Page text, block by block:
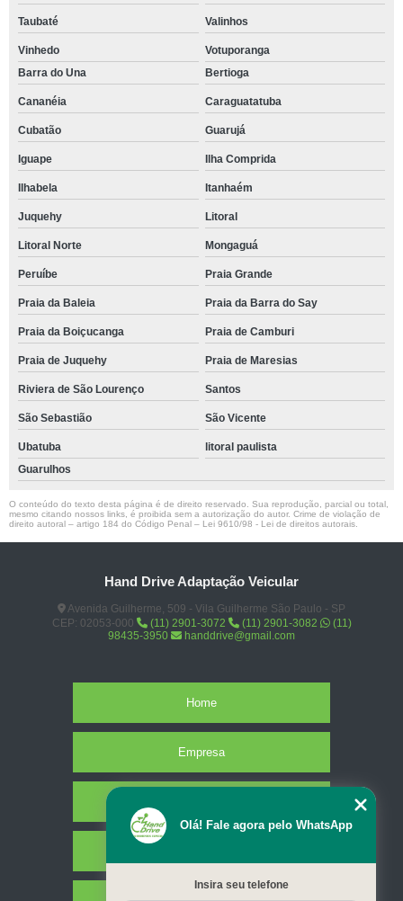
Taubaté Valinhos
Vinhedo
Votuporanga
Barra do Una
Bertioga
Cananéia Caraguatatuba
Cubatão Guarujá
Iguape Ilha Comprida
Ilhabela Itanhaém
Juquehy Litoral
Litoral Norte Mongaguá
Peruíbe Praia Grande
Praia da Baleia Praia da Barra do Say
Praia da Boiçucanga Praia de Camburi
Praia de Juquehy Praia de Maresias
Riviera de São Lourenço Santos
São Sebastião São Vicente
Ubatuba
litoral paulista
Guarulhos
O conteúdo do texto desta página é de direito reservado. Sua reprodução, parcial ou total,
mesmo citando nossos links, é proibida sem a autorização do autor. Crime de violação de
direito autoral – artigo 184 do Código Penal – Lei 9610/98 - Lei de direitos autorais
Hand Drive Adaptação Veicular
Avenida Guilherme, 509 - Vila Guilherme São Paulo - SP
CEP: 02053-000
(11) 2901-3072 (11) 2901-3082
(11)
98435-3950
handdrive@gmail.com
Home
Empresa
Olá! Fale agora pelo WhatsApp
Insira seu telefone